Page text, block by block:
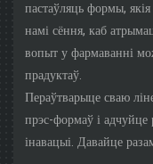
пастаўляць формы,
намі сёння, каб
вопыт у фармаванні
прадуктаў.
Пераўтварыце сваю
прэс-формаў і адчуйце
інавацыі. Давайце